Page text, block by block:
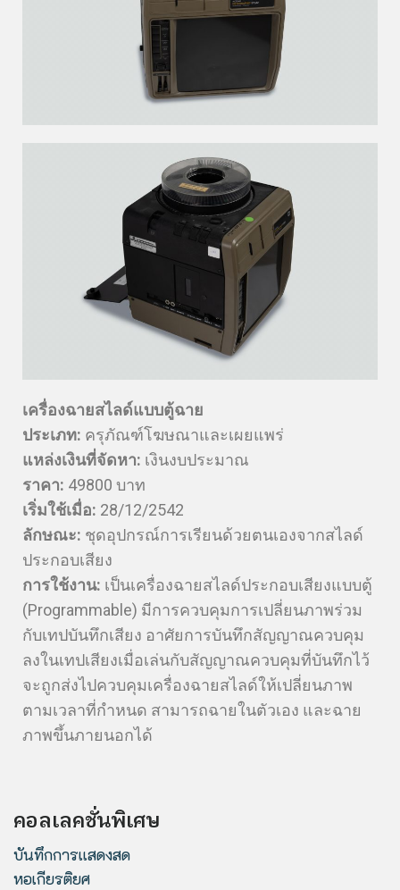
เครื่องฉายสไลด์แบบตู้ฉาย
ประเภท: ครุภัณฑ์โฆษณาและเผยแพร่
แหล่งเงินที่จัดหา: เงินงบประมาณ
ราคา: 49800 บาท
เริ่มใช้เมื่อ: 28/12/2542
ลักษณะ: ชุดอุปกรณ์การเรียนด้วยตนเองจากสไลด์
ประกอบเสียง
การใช้งาน: เป็นเครื่องฉายสไลด์ประกอบเสียงแบบตู้
(Programmable) มีการควบคุมการเปลี่ยนภาพร่วม
กับเทปบันทึกเสียง อาศัยการบันทึกสัญญาณควบคุม
ลงในเทปเสียงเมื่อเล่นกับสัญญาณควบคุมที่บันทึกไว้
จะถูกส่งไปควบคุมเครื่องฉายสไลด์ให้เปลี่ยนภาพ
ตามเวลาที่กำหนด สามารถฉายในตัวเอง และฉาย
ภาพขึ้นภายนอกได้
คอลเลคชั่นพิเศษ
บันทึกการแสดงสด
หอเกียรติยศ